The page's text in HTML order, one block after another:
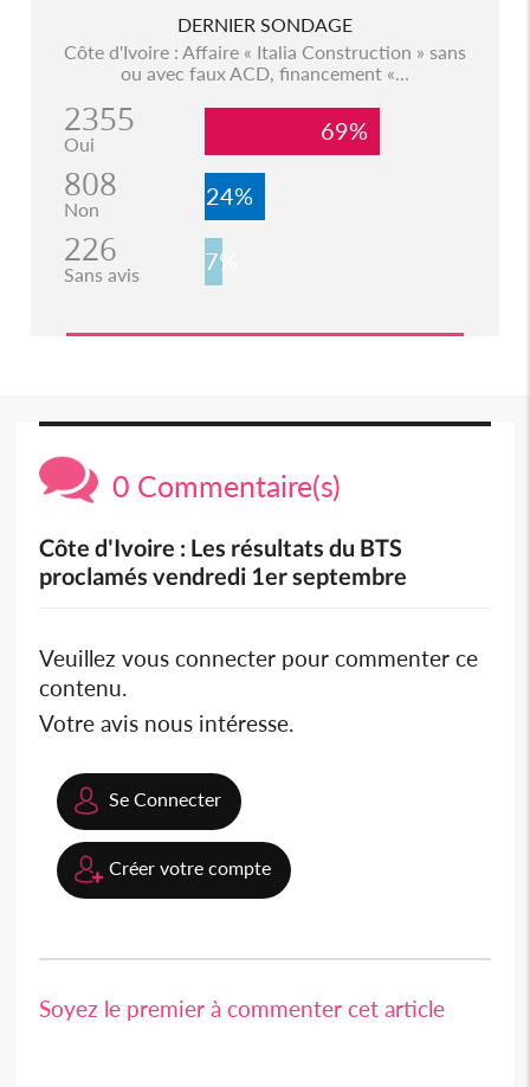
DERNIER SONDAGE
Côte d'Ivoire : Affaire « Italia Construction » sans
ou avec faux ACD, financement «...
2355
Oui 69%
808
Non 24%
226
Sans avis 7%
0 Commentaire(s)
Côte d'Ivoire : Les résultats du BTS
proclamés vendredi 1er septembre
Veuillez vous connecter pour commenter ce
contenu.
Votre avis nous intéresse.
Se Connecter
Créer votre compte
Soyez le premier à commenter cet article